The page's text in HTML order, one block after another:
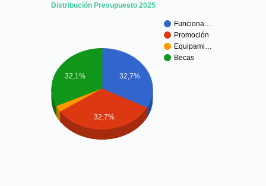
Distribución Presupuesto 2025
Funciona…
Promoción
Equipami…
Becas
32,7%
32,1%
32,7%